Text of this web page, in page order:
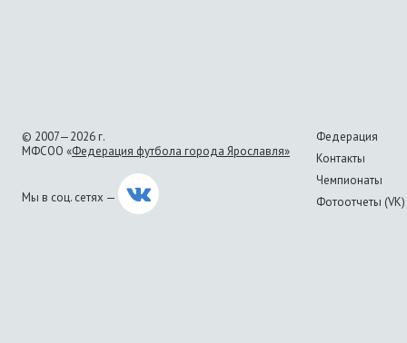
© 2007—2026 г.
МФСОО «Федерация футбола города Ярославля»
Мы в соц. сетях —
Федерация
Контакты
Чемпионаты
Фотоотчеты (VK)